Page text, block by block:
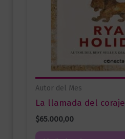
Autor del Mes
La llamada del coraje
$65.000,00